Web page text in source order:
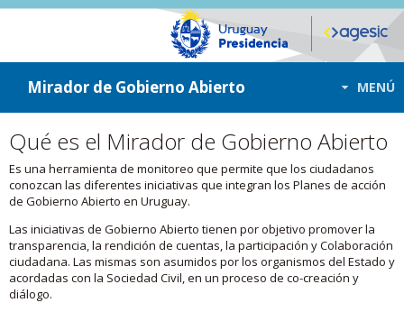
ir a contenido
ir al menú
Mirador de Gobierno Abierto MENÚ
Qué es el Mirador de Gobierno Abierto
Es una herramienta de monitoreo que permite que los ciudadanos
conozcan las diferentes iniciativas que integran los Planes de acción
de Gobierno Abierto en Uruguay.
Las iniciativas de Gobierno Abierto tienen por objetivo promover la
transparencia, la rendición de cuentas, la participación y Colaboración
ciudadana. Las mismas son asumidos por los organismos del Estado y
acordadas con la Sociedad Civil, en un proceso de co-creación y
diálogo.